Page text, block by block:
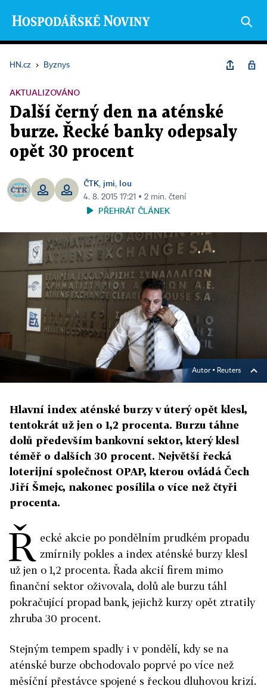
HN.cz › Byznys
AKTUALIZOVÁNO
Další černý den na aténské
burze. Řecké banky odepsaly
opět 30 procent
ČTK, jmi, lou
4. 8. 2015 17:21 ▪ 2 min. čtení
PŘEHRÁT ČLÁNEK
Autor ▪ Reuters
Hlavní index aténské burzy v úterý opět klesl,
tentokrát už jen o 1,2 procenta. Burzu táhne
dolů především bankovní sektor, který klesl
téměř o dalších 30 procent. Největší řecká
loterijní společnost OPAP, kterou ovládá Čech
Jiří Šmejc, nakonec posílila o více než čtyři
procenta.
Ř ecké akcie po pondělním prudkém propadu
zmírnily pokles a index aténské burzy klesl
už jen o 1,2 procenta. Řada akcií firem mimo
finanční sektor oživovala, dolů ale burzu táhl
pokračující propad bank, jejichž kurzy opět ztratily
zhruba 30 procent.
Stejným tempem spadly i v pondělí, kdy se na
aténské burze obchodovalo poprvé po více než
měsíční přestávce spojené s řeckou dluhovou krizí.